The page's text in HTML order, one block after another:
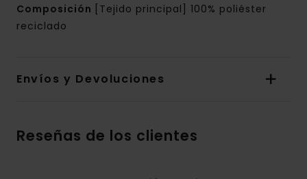
Composición
[Tejido principal] 100% poliéster
reciclado
Envíos y Devoluciones
Reseñas de los clientes